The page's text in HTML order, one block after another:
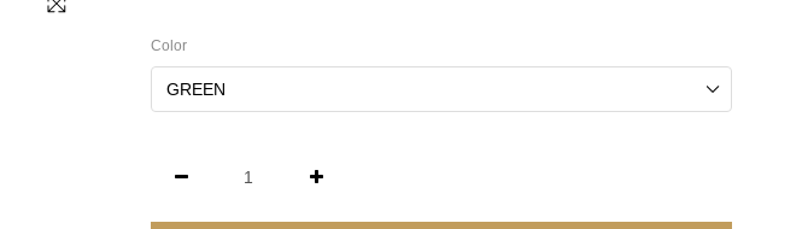
Color